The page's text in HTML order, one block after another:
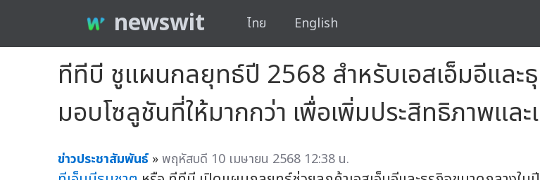
newswit ไทย English
ทีทีบี ชูแผนกลยุทธ์ปี 2568 สำหรับเอสเอ็มอีและ
มอบโซลูชันที่ให้มากกว่า เพื่อเพิ่มประสิทธิภาพแล
ข่าวประชาสัมพันธ์ »พฤหัสบดี 10 เมษายน 2568 12:38 น.